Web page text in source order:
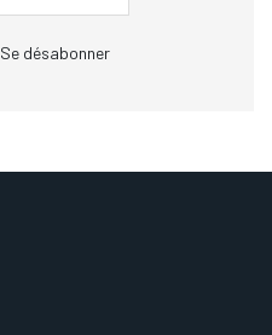
Se désabonner